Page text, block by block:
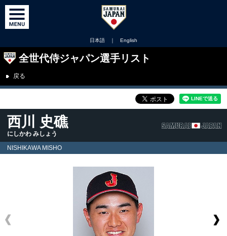
日本語 ｜ English
全世代侍ジャパン選手リスト
戻る
西川 史礁
にしかわ みしょう
NISHIKAWA MISHO